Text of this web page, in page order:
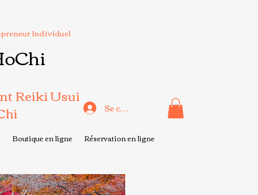
Individuel
Reiki Usui
Se connecter
Boutique en ligne
Réservation en ligne